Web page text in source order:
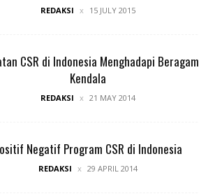
REDAKSI 15 JULY 2015
CSR di Indonesia Menghadapi Beragam
Kendala
REDAKSI 21 MAY 2014
Negatif Program CSR di Indonesia
REDAKSI 29 APRIL 2014